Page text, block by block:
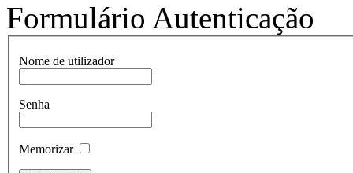
Formulário Autenticação
Nome de utilizador
Senha
Memorizar